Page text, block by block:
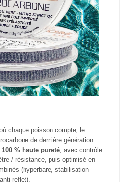
chaque poisson compte, le
de dernière génération
100 % haute pureté , avec contrôle
/ résistance, puis optimisé en
(hyperbare, stabilisation
reflet).